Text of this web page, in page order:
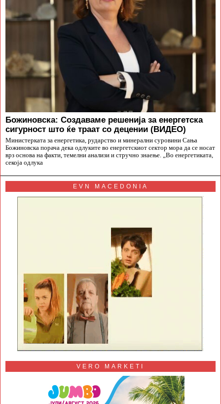
Божиновска: Создаваме решенија за енергетска
сигурност што ќе траат со децении (ВИДЕО)
Министерката за енергетика, рударство и минерални суровини Сања
Божиновска порача дека одлуките во енергетскиот сектор мора да се носат
врз основа на факти, темелни анализи и стручно знаење. „Во енергетиката,
секоја одлука
EVN MACEDONIA
VERO MARKETI